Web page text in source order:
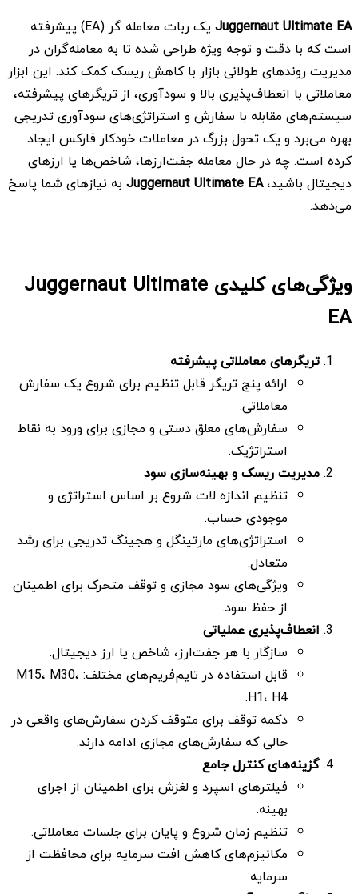
Juggernaut Ultimate EA
یک ربات معامله گر (EA) پیشرفته
است که با دقت و توجه ویژه طراحی شده تا به معامله‌گران در
مدیریت روندهای طولانی بازار با کاهش ریسک کمک کند. این ابزار
معاملاتی با انعطاف‌پذیری بالا و سودآوری، از تریگرهای پیشرفته،
سیستم‌های مقابله با سفارش و استراتژی‌های سودآوری تدریجی
بهره می‌برد و یک تحول بزرگ در معاملات خودکار فارکس ایجاد
کرده است. چه در حال معامله جفت‌ارزها، شاخص‌ها یا ارزهای
دیجیتال باشید،Juggernaut Ultimate EA به نیازهای شما پاسخ
می‌دهد.
ویژگی‌های کلیدی Juggernaut Ultimate
EA
تریگرهای معاملاتی پیشرفته
ارائه پنج تریگر قابل تنظیم برای شروع یک سفارش
معاملاتی.
سفارش‌های معلق دستی و مجازی برای ورود به نقاط
استراتژیک.
مدیریت ریسک و بهینه‌سازی سود
تنظیم اندازه لات شروع بر اساس استراتژی و
موجودی حساب.
استراتژی‌های مارتینگل و هجینگ تدریجی برای رشد
متعادل.
ویژگی‌های سود مجازی و توقف متحرک برای اطمینان
از حفظ سود.
انعطاف‌پذیری عملیاتی
سازگار با هر جفت‌ارز، شاخص یا ارز دیجیتال.
قابل استفاده در تایم‌فریم‌های مختلف: M15، M30،
H1، H4.
دکمه توقف برای متوقف کردن سفارش‌های واقعی در
حالی که سفارش‌های مجازی ادامه دارند.
گزینه‌های کنترل جامع
فیلترهای اسپرد و لغزش برای اطمینان از اجرای
بهینه.
تنظیم زمان شروع و پایان برای جلسات معاملاتی.
مکانیزم‌های کاهش افت سرمایه برای محافظت از
سرمایه.